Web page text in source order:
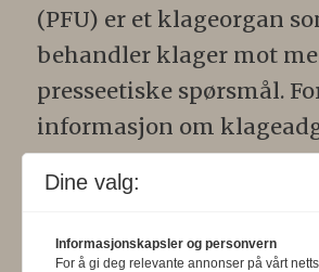
(PFU) er et klageorgan
behandler klager mot
presseetiske spørsmål.
informasjon om
www.presse.no.
skal gjennom en saklig
Dine valg:
Informasjonskapsler og personvern
For å gi deg relevante annonser på vårt